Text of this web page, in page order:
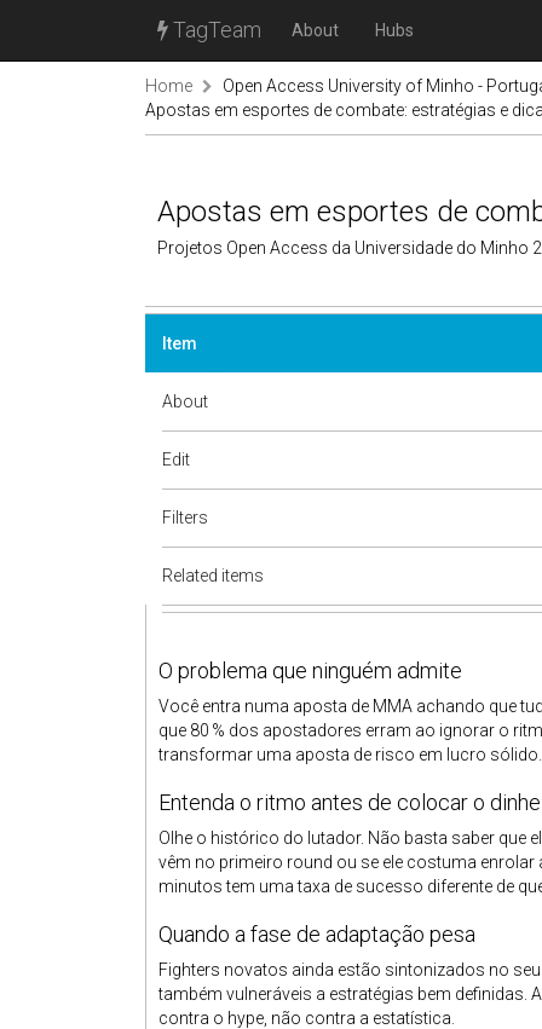
TagTeam About Hubs
Home
Open Access University of Minho -
Apostas em esportes de combate: estratégias e
Apostas em esportes de
Projetos Open Access da Universidade do Minho
Item
About
Edit
Filters
Related items
O problema que ninguém admite
Você entra numa aposta de MMA achando que
que 80 % dos apostadores erram ao ignorar o
transformar uma aposta de risco em lucro sólido.
Entenda o ritmo antes de colocar o
Olhe o histórico do lutador. Não basta saber que
vêm no primeiro round ou se ele costuma
minutos tem uma taxa de sucesso diferente de
Quando a fase de adaptação pesa
Fighters novatos ainda estão sintonizados no
também vulneráveis a estratégias bem
contra o hype, não contra a estatística.